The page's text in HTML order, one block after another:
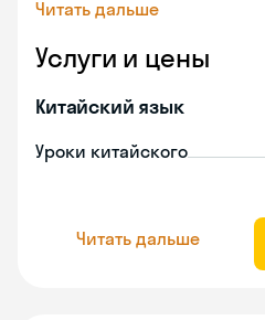
Читать дальше
Услуги и цены
Китайский язык
Уроки китайского
Читать дальше